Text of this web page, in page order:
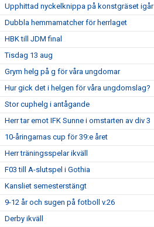
Upphittad nyckelknippa på konstgräset igår
Dubbla hemmamatcher för herrlaget
HBK till JDM final
Tisdag 13 aug
Grym helg på g för våra ungdomar
Hur gick det i helgen för våra ungdomslag?
Stor cuphelg i antågande
Herr tar emot IFK Sunne i omstarten av div 3
10-åringarnas cup för 39:e året
Herr träningsspelar ikväll
F03 till A-slutspel i Gothia
Kansliet semesterstängt
9-12 år och sugen på fotboll v.26
Derby ikväll